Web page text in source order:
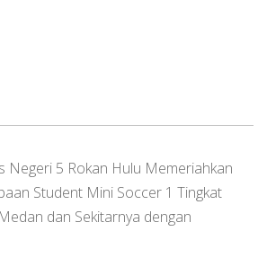
Negeri 5 Rokan Hulu Memeriahkan
Student Mini Soccer 1 Tingkat
dan Sekitarnya dengan